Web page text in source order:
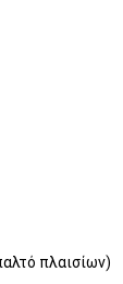
πλαισίων)